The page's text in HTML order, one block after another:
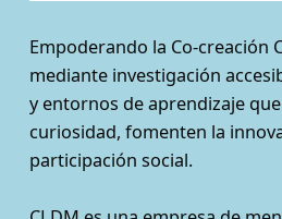
Empoderando la Co-creación
mediante investigación
y entornos de aprendizaje
curiosidad, fomenten la
participación social.